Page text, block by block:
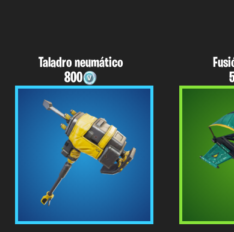
Taladro neumático
800